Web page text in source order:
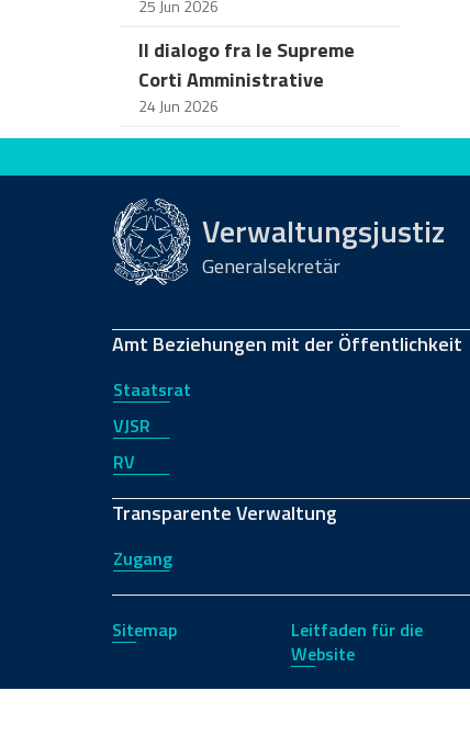
25 Jun 2026
Il dialogo fra le Supreme
Corti Amministrative
24 Jun 2026
Bewerten Sie diese Seite
Verwaltungsjustiz
Generalsekretär
Amt Beziehungen mit der Öffentlichkeit
Staatsrat
VJSR
RV
Transparente Verwaltung
Zugang
Sitemap
Leitfaden für die
Website